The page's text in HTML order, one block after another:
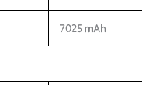
7025 mAh